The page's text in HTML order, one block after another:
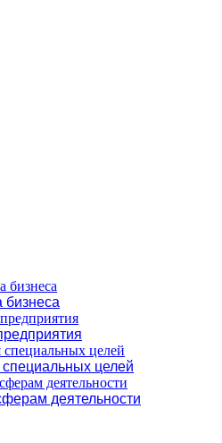
бизнеса
целей
деятельности